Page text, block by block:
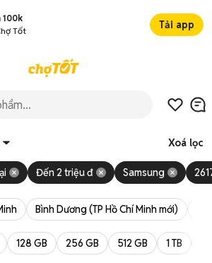
100k
Tốt
Tải app
Xoá lọc
Đến 2 triệu đ Samsung
Bình Dương (TP Hồ Chí Minh mới)
128 GB 256 GB 512 GB 1 TB